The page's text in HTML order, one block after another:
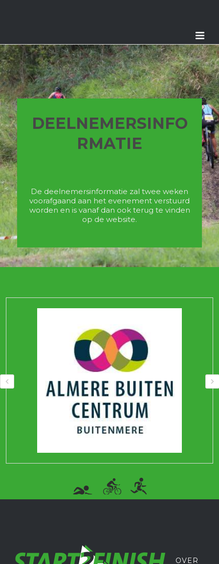
DEELNEMERSINFO
RMATIE
De deelnemersinformatie zal twee weken
voorafgaand aan het evenement verstuurd
worden en is vanaf dan ook terug te vinden
op de website.
OVER